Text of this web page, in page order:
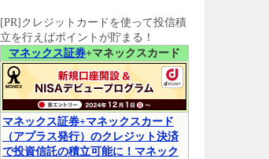
[PR]クレジットカードを使って投信積
立を行えばポイントが貯まる！
マネックス証券+マネックスカード
マネックス証券+マネックスカード
（アプラス発行）のクレジット決済
で投資信託の積立可能に！マネック